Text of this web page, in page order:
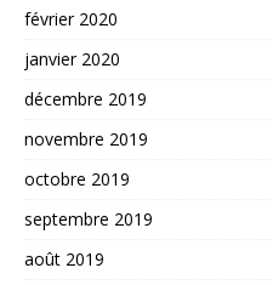
février 2020
janvier 2020
décembre 2019
novembre 2019
octobre 2019
septembre 2019
août 2019